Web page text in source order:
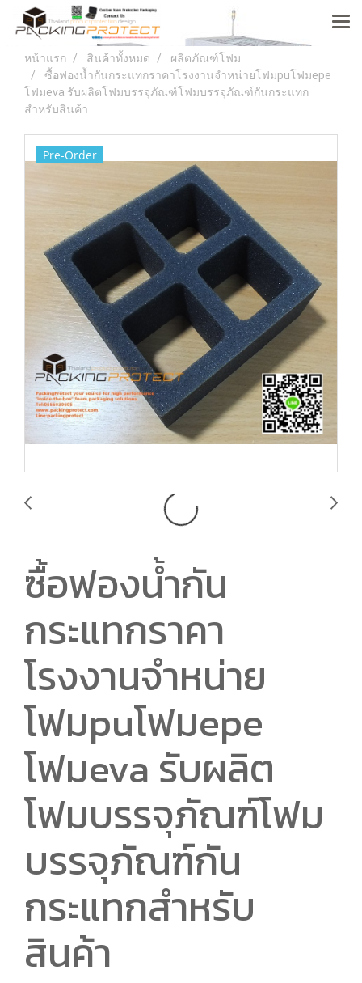
หน้าแรก สินค้าทั้งหมด
ผลิตภัณฑ์โฟม
ซื้อฟองน้ำกันกระแทกราคาโรงงานจำหน่ายโฟมpuโฟมepe
โฟมeva รับผลิตโฟมบรรจุภัณฑ์โฟมบรรจุภัณฑ์กันกระแทก
สำหรับสินค้า
Pre-Order
ซื้อฟองน้ำกัน
กระแทกราคา
โรงงานจำหน่าย
โฟมpuโฟมepe
โฟมeva รับผลิต
โฟมบรรจุภัณฑ์โฟม
บรรจุภัณฑ์กัน
กระแทกสำหรับ
สินค้า